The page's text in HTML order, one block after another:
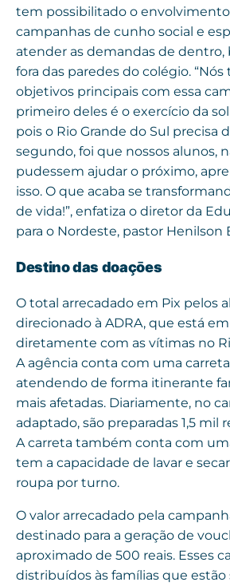
tem possibilitado o
campanhas de cunho social e
atender as demandas de dentro,
fora das paredes do colégio.
objetivos principais com essa
primeiro deles é o exercício da
pois o Rio Grande do Sul precisa
segundo, foi que nossos alunos,
pudessem ajudar o próximo,
isso. O que acaba se
de vida!”, enfatiza o diretor da
para o Nordeste, pastor Henilson
Destino das doaçōes
O total arrecadado em Pix pelos
direcionado à ADRA, que está
diretamente com as vítimas no
A agência conta com uma
atendendo de forma itinerante
mais afetadas. Diariamente, no
adaptado, são preparadas 1,5 mil
A carreta também conta com
tem a capacidade de lavar e
roupa por turno.
O valor arrecadado pela
destinado para a geração de
aproximado de 500 reais. Esses
distribuídos às famílias que estão